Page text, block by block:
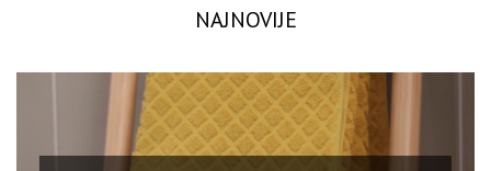
NAJNOVIJE